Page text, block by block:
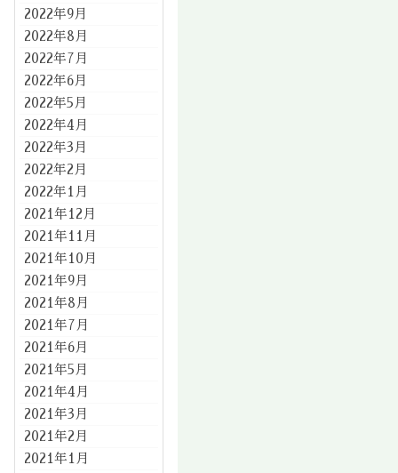
2022年9月
2022年8月
2022年7月
2022年6月
2022年5月
2022年4月
2022年3月
2022年2月
2022年1月
2021年12月
2021年11月
2021年10月
2021年9月
2021年8月
2021年7月
2021年6月
2021年5月
2021年4月
2021年3月
2021年2月
2021年1月